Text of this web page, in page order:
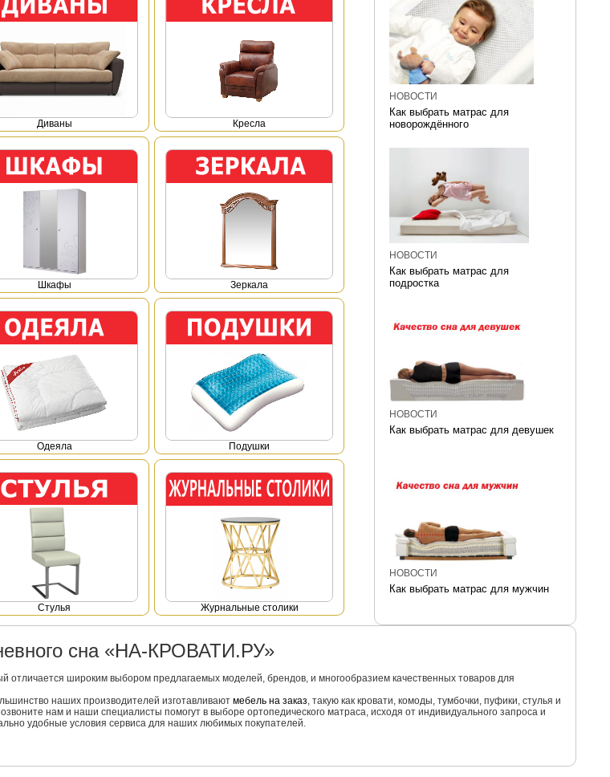
НОВОСТИ
Как выбрать матрас для
новорождённого
НОВОСТИ
Как выбрать матрас для
подростка
НОВОСТИ
Как выбрать матрас для девушек
НОВОСТИ
Как выбрать матрас для мужчин
Диваны Кресла
Шкафы Зеркала
Одеяла Подушки
Стулья Журнальные столики
сна «НА-КРОВАТИ.РУ»
отличается широким выбором предлагаемых моделей, брендов, и многообразием качественных товаров для
наших производителей изготавливают мебель на заказ, такую как кровати, комоды, тумбочки, пуфики, стулья и
нам и наши специалисты помогут в выборе ортопедического матраса, исходя от индивидуального запроса и
удобные условия сервиса для наших любимых покупателей.